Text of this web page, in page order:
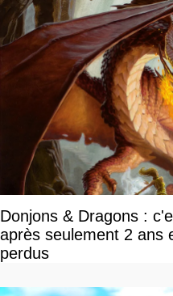
Donjons & Dragons :
après seulement 2 ans
perdus